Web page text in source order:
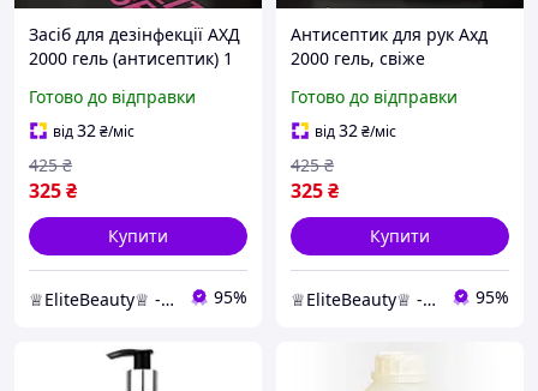
Засіб для дезінфекції АХД
2000 гель (антисептик) 1
Готово до відправки
від32₴/міс
325₴
425 ₴
Купити
♕EliteBeauty♕ - товари для твоєї краси ;) 95%
Антисептик для рук Ахд
2000 гель, свіже
Готово до відправки
від32₴/міс
325₴
425 ₴
Купити
♕EliteBeauty♕ - товари для твоєї краси ;) 95%